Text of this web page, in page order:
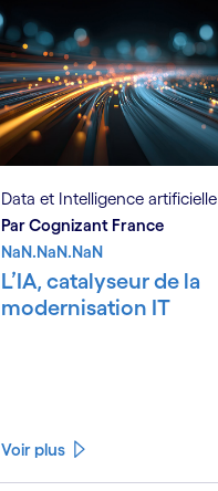
Data et Intelligence artificielle
Par Cognizant France
NaN.NaN.NaN
L’IA, catalyseur de la
modernisation IT
Voir plus